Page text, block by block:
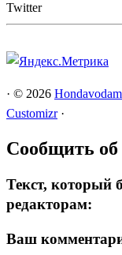
Twitter
· © 2026
Customizr ·
Сообщить об
Текст, который
редакторам:
Ваш